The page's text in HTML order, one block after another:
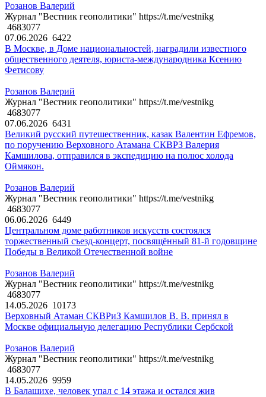
Розанов Валерий
Журнал "Вестник геополитики" https://t.me/vestnikg
4683077
07.06.2026 6422
В Москве, в Доме национальностей, наградили известного
общественного деятеля, юриста-международника Ксению
Фетисову
Розанов Валерий
Журнал "Вестник геополитики" https://t.me/vestnikg
4683077
07.06.2026 6431
Великий русский путешественник, казак Валентин Ефремов,
по поручению Верховного Атамана СКВРЗ Валерия
Камшилова, отправился в экспедицию на полюс холода
Оймякон.
Розанов Валерий
Журнал "Вестник геополитики" https://t.me/vestnikg
4683077
06.06.2026 6449
Центральном доме работников искусств состоялся
торжественный съезд-концерт, посвящённый 81-й годовщине
Победы в Великой Отечественной войне
Розанов Валерий
Журнал "Вестник геополитики" https://t.me/vestnikg
4683077
14.05.2026 10173
Верховный Атаман СКВРиЗ Камшилов В. В. принял в
Москве официальную делегацию Республики Сербской
Розанов Валерий
Журнал "Вестник геополитики" https://t.me/vestnikg
4683077
14.05.2026 9959
В Балашихе, человек упал с 14 этажа и остался жив